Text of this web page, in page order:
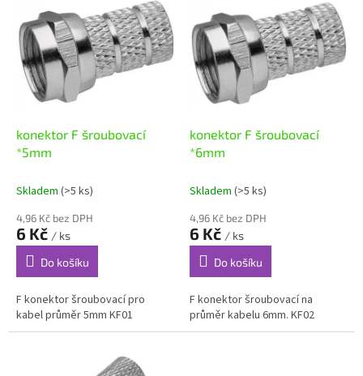
konektor F šroubovací
*5mm
Skladem (>5 ks)
4,96 Kč bez DPH
6 Kč / ks
Do košíku
F konektor šroubovací pro
kabel průměr 5mm KF01
konektor F šroubovací
*6mm
Skladem (>5 ks)
4,96 Kč bez DPH
6 Kč / ks
Do košíku
F konektor šroubovací na
průměr kabelu 6mm. KF02